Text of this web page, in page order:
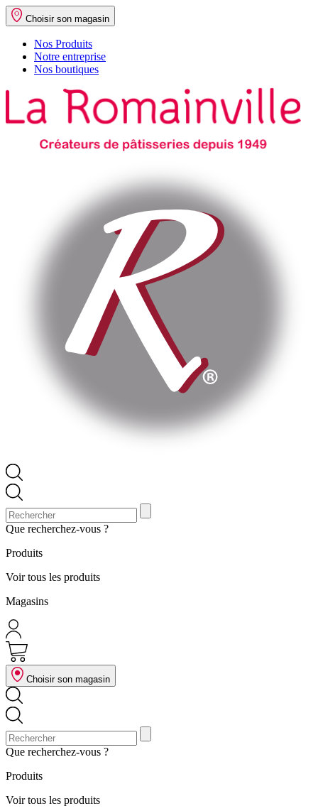
Choisir son magasin
Nos Produits
Notre entreprise
Nos boutiques
Que recherchez-vous ?
Produits
Voir tous les produits
Magasins
Choisir son magasin
Que recherchez-vous ?
Produits
Voir tous les produits